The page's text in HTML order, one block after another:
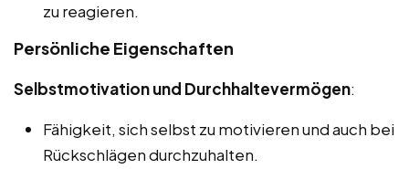
zu reagieren.
Persönliche Eigenschaften
Selbstmotivation und Durchhaltevermögen:
Fähigkeit, sich selbst zu motivieren und auch bei
Rückschlägen durchzuhalten.